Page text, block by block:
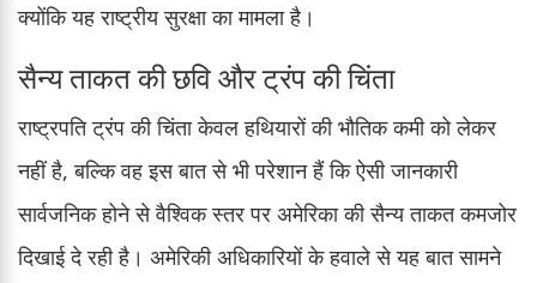
क्योंकि यह राष्ट्रीय सुरक्षा का मामला है।
सैन्य ताकत की छवि और ट्रंप की चिंता
राष्ट्रपति ट्रंप की चिंता केवल हथियारों की भौतिक कमी को लेकर
नहीं है, बल्कि वह इस बात से भी परेशान हैं कि ऐसी जानकारी
सार्वजनिक होने से वैश्विक स्तर पर अमेरिका की सैन्य ताकत कमजोर
दिखाई दे रही है। अमेरिकी अधिकारियों के हवाले से यह बात सामने